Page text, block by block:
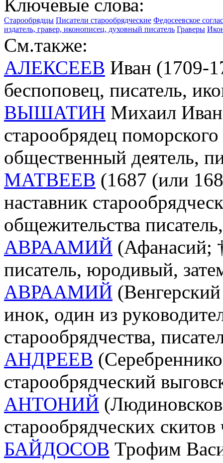
Ключевые слова:
Старообрядцы Писатели старообрядческие Федосеевское
издатель, гравер, иконописец, духовный писатель Граверы
См.также:
АЛЕКСЕЕВ Иван (1709-
беспоповец, писатель,
ВЫШАТИН Михаил
старообрядец
общественный деятель,
МАТВЕЕВ (1687 (или
наставник
общежительства
АВРААМИЙ (Афанасий;
писатель, юродивый,
АВРААМИЙ
инок, один из
старообрядчества,
АНДРЕЕВ
старообрядческий
АНТОНИЙ
старообрядческих скитов
БАЙДОСОВ Трофим